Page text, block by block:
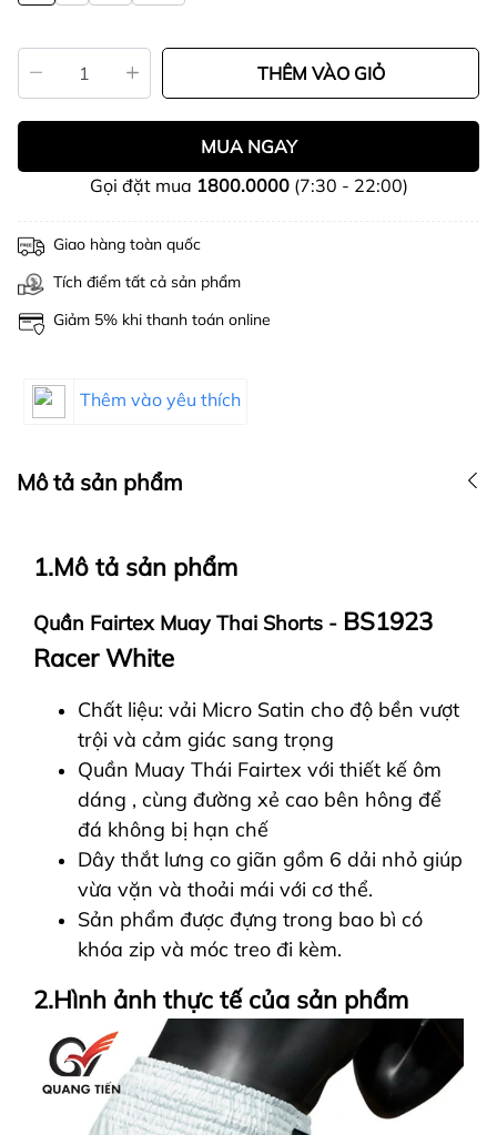
THÊM VÀO GIỎ
MUA NGAY
Gọi đặt mua 1800.0000(7:30 - 22:00)
Giao hàng toàn quốc
Tích điểm tất cả sản phẩm
Giảm 5% khi thanh toán online
Thêm vào yêu thích
Mô tả sản phẩm
1.Mô tả sản phẩm
Quần Fairtex Muay Thai Shorts - BS1923
Racer White
Chất liệu: vải Micro Satin cho độ bền vượt
trội và cảm giác sang trọng
Quần Muay Thái Fairtex với thiết kế ôm
dáng , cùng đường xẻ cao bên hông để
đá không bị hạn chế
Dây thắt lưng co giãn gồm 6 dải nhỏ giúp
vừa vặn và thoải mái với cơ thể.
Sản phẩm được đựng trong bao bì có
khóa zip và móc treo đi kèm.
2.Hình ảnh thực tế của sản phẩm